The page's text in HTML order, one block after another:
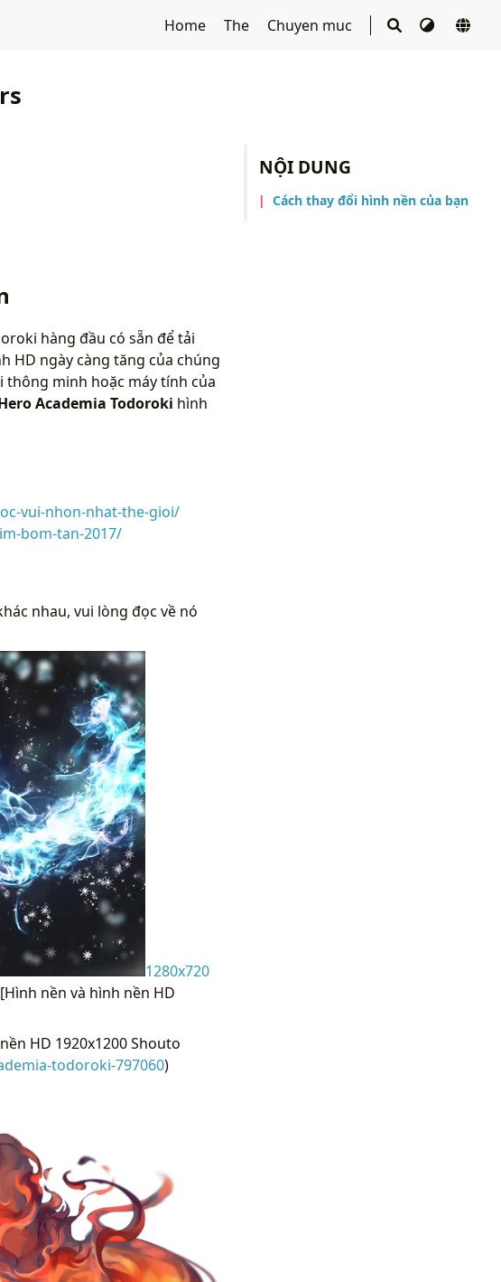
Home The Chuyen muc
NỘI DUNG
Cách thay đổi hình nền của bạn
hàng đầu có sẵn để tải
HD ngày càng tăng của chúng
minh hoặc máy tính của
Academia Todoroki hình
vui-nhon-nhat-the-gioi/
bom-tan-2017/
nhau, vui lòng đọc về nó
1280x720
nền và hình nền HD
HD 1920x1200 Shouto
todoroki-797060)